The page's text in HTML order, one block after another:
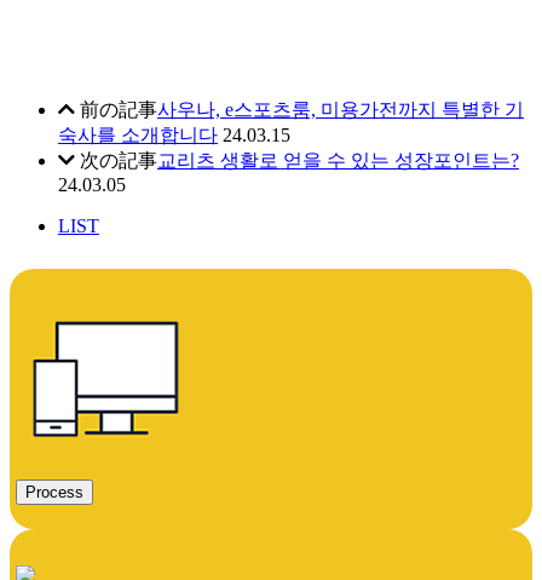
前の記事사우나, e스포츠룸, 미용가전까지 특별한 기
숙사를 소개합니다 24.03.15
次の記事교리츠 생활로 얻을 수 있는 성장포인트는?
24.03.05
LIST
Process